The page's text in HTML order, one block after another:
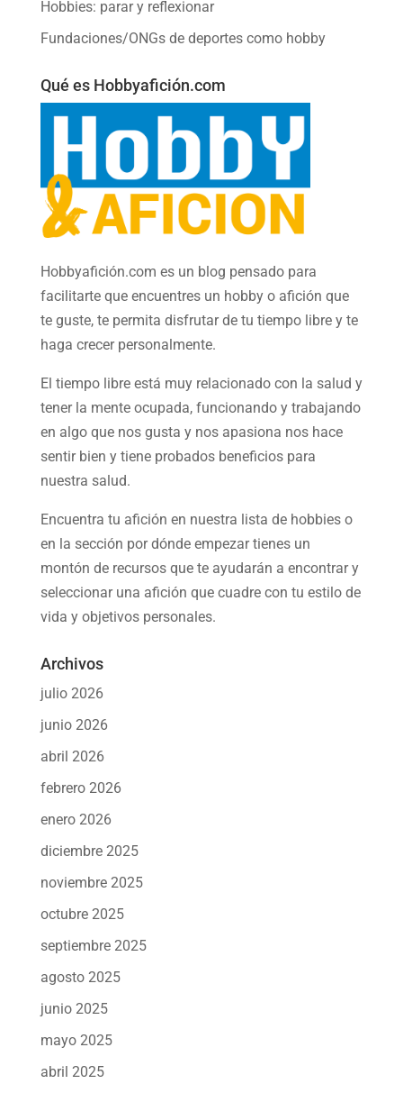
Hobbies: parar y reflexionar
Fundaciones/ONGs de deportes como hobby
Qué es Hobbyafición.com
Hobbyafición.com es un blog pensado para
facilitarte que encuentres un hobby o afición que
te guste, te permita disfrutar de tu tiempo libre y te
haga crecer personalmente.
El tiempo libre está muy relacionado con la salud y
tener la mente ocupada, funcionando y trabajando
en algo que nos gusta y nos apasiona nos hace
sentir bien y tiene probados beneficios para
nuestra salud.
Encuentra tu afición en nuestra lista de hobbieso
en la sección por dónde empezar tienes un
montón de recursos que te ayudarán a encontrar y
seleccionar una afición que cuadre con tu estilo de
vida y objetivos personales.
Archivos
julio 2026
junio 2026
abril 2026
febrero 2026
enero 2026
diciembre 2025
noviembre 2025
octubre 2025
septiembre 2025
agosto 2025
junio 2025
mayo 2025
abril 2025